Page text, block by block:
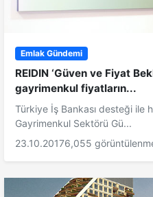
Emlak Gündemi
REIDIN ‘Güven ve Fiyat
gayrimenkul fiyatların...
Türkiye İş Bankası desteği ile
Gayrimenkul Sektörü Gü...
23.10.20176,055